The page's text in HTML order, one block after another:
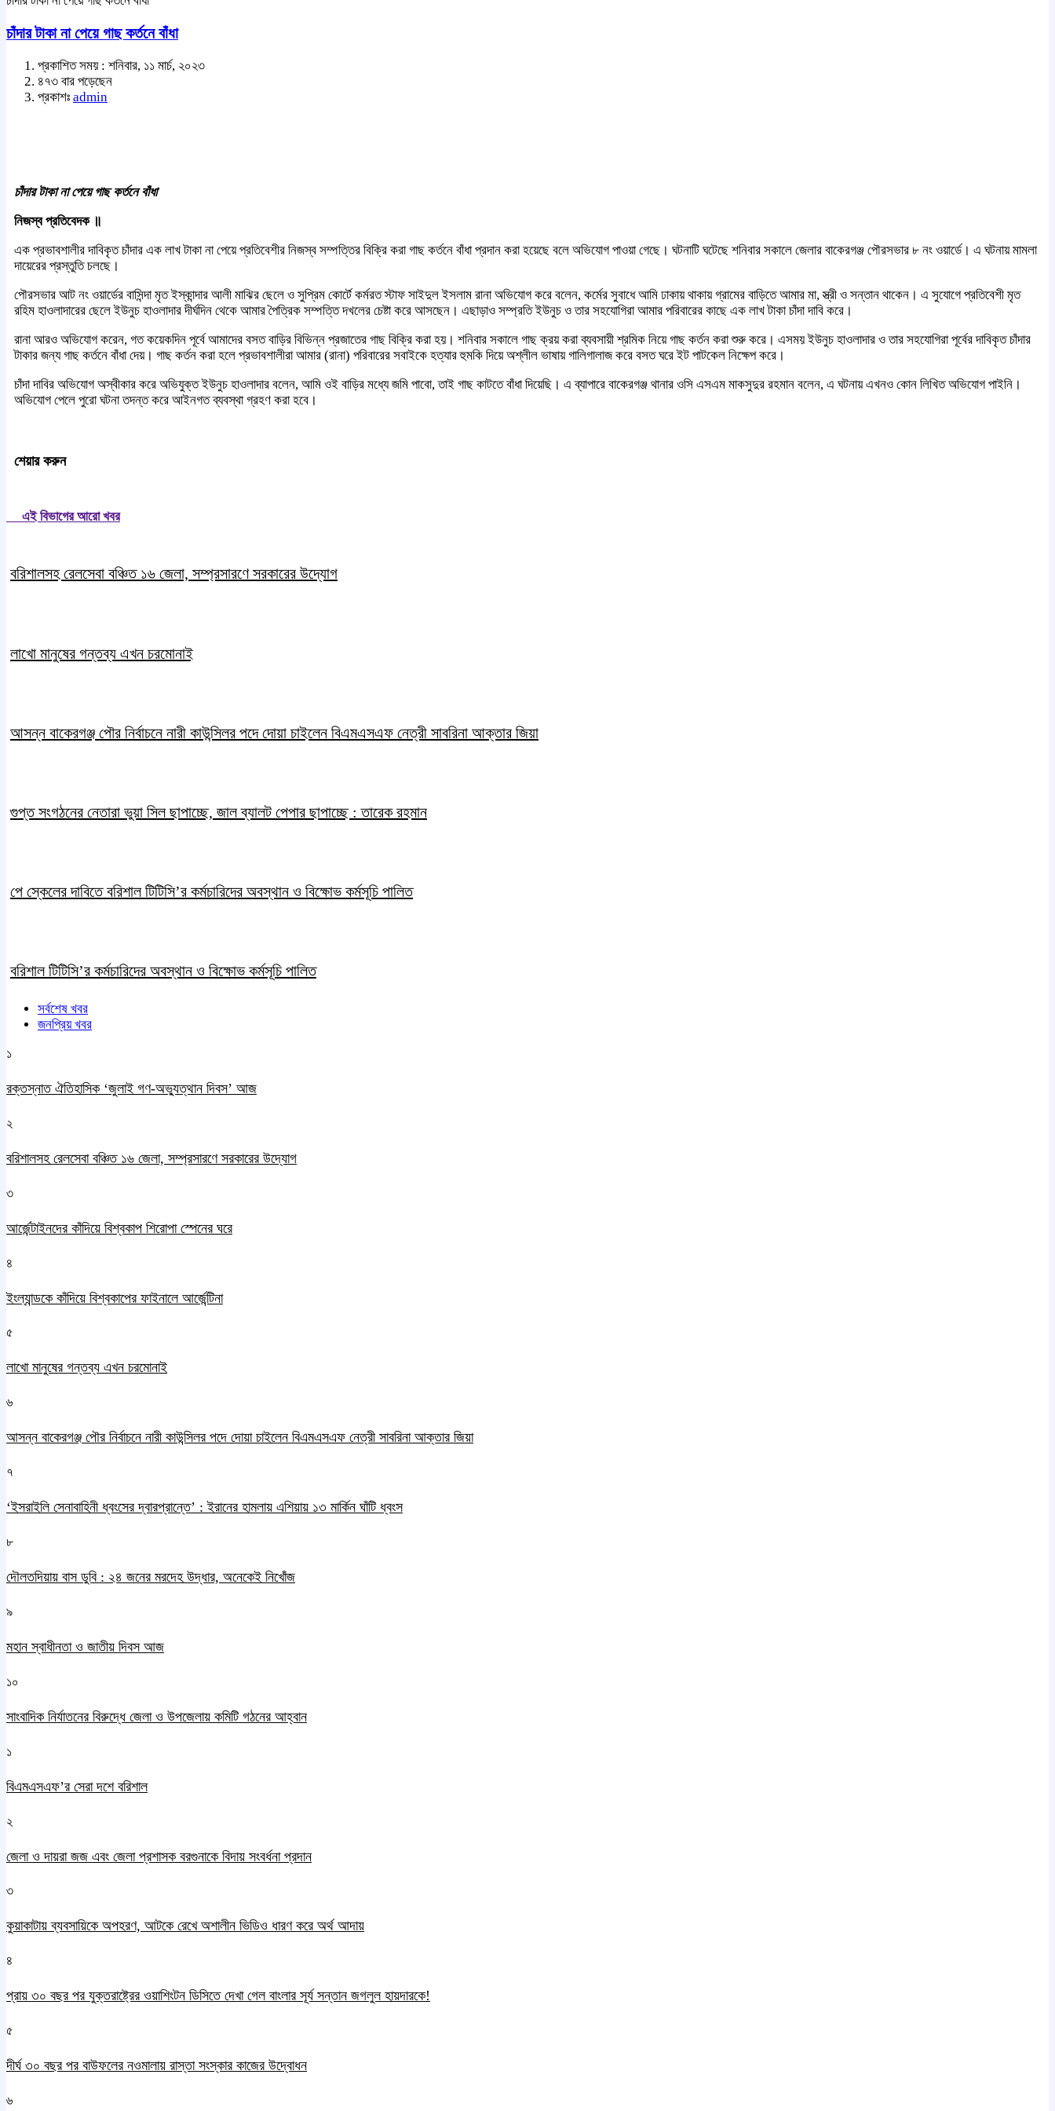
চাঁদার টাকা না পেয়ে গাছ কর্তনে বাঁধা
প্রকাশিত সময় : শনিবার, ১১ মার্চ, ২০২৩
৪৭৩ বার পড়েছেন
প্রকাশঃ admin
চাঁদার টাকা না পেয়ে গাছ কর্তনে বাঁধা
নিজস্ব প্রতিবেদক ॥
এক প্রভাবশালীর দাবিকৃত চাঁদার এক লাখ টাকা না পেয়ে প্রতিবেশীর নিজস্ব সম্পত্তির বিক্রি করা গাছ কর্তনে বাঁধা প্রদান করা হয়েছে বলে অভিযোগ পাওয়া গেছে। ঘটনাটি ঘটেছে শনিবার সকালে জেলার বাকেরগঞ্জ পৌরসভার ৮ নং ওয়ার্ডে। এ ঘটনায় মামলা
দায়েরের প্রস্তুতি চলছে।
পৌরসভার আট নং ওয়ার্ডের বাসিন্দা মৃত ইস্কান্দার আলী মাঝির ছেলে ও সুপ্রিম কোর্টে কর্মরত স্টাফ সাইদুল ইসলাম রানা অভিযোগ করে বলেন, কর্মের সুবাধে আমি ঢাকায় থাকায় গ্রামের বাড়িতে আমার মা, স্ত্রী ও সন্তান থাকেন। এ সুযোগে প্রতিবেশী মৃত
রহিম হাওলাদারের ছেলে ইউনুচ হাওলাদার দীর্ঘদিন থেকে আমার পৈত্রিক সম্পত্তি দখলের চেষ্টা করে আসছেন। এছাড়াও সম্প্রতি ইউনুচ ও তার সহযোগিরা আমার পরিবারের কাছে এক লাখ টাকা চাঁদা দাবি করে।
রানা আরও অভিযোগ করেন, গত কয়েকদিন পূর্বে আমাদের বসত বাড়ির বিভিন্ন প্রজাতের গাছ বিক্রি করা হয়। শনিবার সকালে গাছ ক্রয় করা ব্যবসায়ী শ্রমিক নিয়ে গাছ কর্তন করা শুরু করে। এসময় ইউনুচ হাওলাদার ও তার সহযোগিরা পূর্বের দাবিকৃত চাঁদার
টাকার জন্য গাছ কর্তনে বাঁধা দেয়। গাছ কর্তন করা হলে প্রভাবশালীরা আমার (রানা) পরিবারের সবাইকে হত্যার হুমকি দিয়ে অশ্লীল ভাষায় গালিগালাজ করে বসত ঘরে ইট পাটকেল নিক্ষেপ করে।
চাঁদা দাবির অভিযোগ অস্বীকার করে অভিযুক্ত ইউনুচ হাওলাদার বলেন, আমি ওই বাড়ির মধ্যে জমি পাবো, তাই গাছ কাটতে বাঁধা দিয়েছি। এ ব্যাপারে বাকেরগঞ্জ থানার ওসি এসএম মাকসুদুর রহমান বলেন, এ ঘটনায় এখনও কোন লিখিত অভিযোগ পাইনি।
অভিযোগ পেলে পুরো ঘটনা তদন্ত করে আইনগত ব্যবস্থা গ্রহণ করা হবে।
শেয়ার করুন
এই বিভাগের আরো খবর
বরিশালসহ রেলসেবা বঞ্চিত ১৬ জেলা, সম্প্রসারণে সরকারের উদ্যোগ
লাখো মানুষের গন্তব্য এখন চরমোনাই
আসন্ন বাকেরগঞ্জ পৌর নির্বাচনে নারী কাউন্সিলর পদে দোয়া চাইলেন বিএমএসএফ নেত্রী সাবরিনা আক্তার জিয়া
গুপ্ত সংগঠনের নেতারা ভুয়া সিল ছাপাচ্ছে, জাল ব্যালট পেপার ছাপাচ্ছে : তারেক রহমান
পে স্কেলের দাবিতে বরিশাল টিটিসি’র কর্মচারিদের অবস্থান ও বিক্ষোভ কর্মসূচি পালিত
বরিশাল টিটিসি’র কর্মচারিদের অবস্থান ও বিক্ষোভ কর্মসূচি পালিত
সর্বশেষ খবর
জনপ্রিয় খবর
১
রক্তস্নাত ঐতিহাসিক ‌‘জুলাই গণ-অভ্যুত্থান দিবস’ আজ
২
বরিশালসহ রেলসেবা বঞ্চিত ১৬ জেলা, সম্প্রসারণে সরকারের উদ্যোগ
৩
আর্জেন্টাইনদের কাঁদিয়ে বিশ্বকাপ শিরোপা স্পেনের ঘরে
৪
ইংল্যান্ডকে কাঁদিয়ে বিশ্বকাপের ফাইনালে আর্জেন্টিনা
৫
লাখো মানুষের গন্তব্য এখন চরমোনাই
৬
আসন্ন বাকেরগঞ্জ পৌর নির্বাচনে নারী কাউন্সিলর পদে দোয়া চাইলেন বিএমএসএফ নেত্রী সাবরিনা আক্তার জিয়া
৭
‘ইসরাইলি সেনাবাহিনী ধ্বংসের দ্বারপ্রান্তে’ : ইরানের হামলায় এশিয়ায় ১৩ মার্কিন ঘাঁটি ধ্বংস
৮
দৌলতদিয়ায় বাস ডুবি : ২৪ জনের মরদেহ উদ্ধার, অনেকেই নিখোঁজ
৯
মহান স্বাধীনতা ও জাতীয় দিবস আজ
১০
সাংবাদিক নির্যাতনের বিরুদ্ধে জেলা ও উপজেলায় কমিটি গঠনের আহ্বান
১
বিএমএসএফ’র সেরা দশে বরিশাল
২
জেলা ও দায়রা জজ এবং জেলা প্রশাসক বরগুনাকে বিদায় সংবর্ধনা প্রদান
৩
কুয়াকাটায় ব্যবসায়িকে অপহরণ, আটকে রেখে অশালীন ভিডিও ধারণ করে অর্থ আদায়
৪
প্রায় ৩০ বছর পর যুক্তরাষ্ট্রের ওয়াশিংটন ডিসিতে দেখা গেল বাংলার সূর্য সন্তান জগলুল হায়দারকে!
৫
দীর্ঘ ৩০ বছর পর বাউফলের নওমালায় রাস্তা সংস্কার কাজের উদ্বোধন
৬